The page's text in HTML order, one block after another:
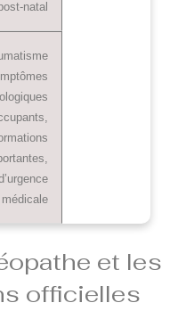
natal
médicale
et les
officielles